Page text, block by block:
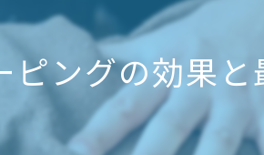
ピングの効果